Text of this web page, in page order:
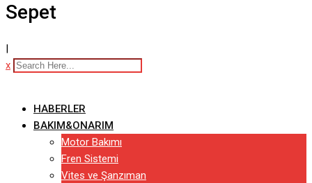
Sepet
x
HABERLER
BAKIM&ONARIM
Motor Bakımı
Fren Sistemi
Vites ve Şanzıman